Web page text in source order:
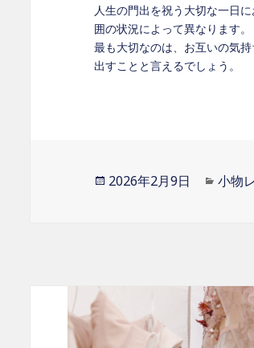
人生の門出を祝う大切な一日
囲の状況によって異なります。
最も大切なのは、お互いの気
出すことと言えるでしょう。
投
2026年2月9日
カ
小物